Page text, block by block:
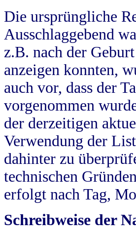
Die ursprüngliche
Ausschlaggebend
z.B. nach der
anzeigen konnten,
auch vor, dass der
vorgenommen
der derzeitigen
Verwendung der
dahinter zu
technischen
erfolgt nach Tag,
Schreibweise der